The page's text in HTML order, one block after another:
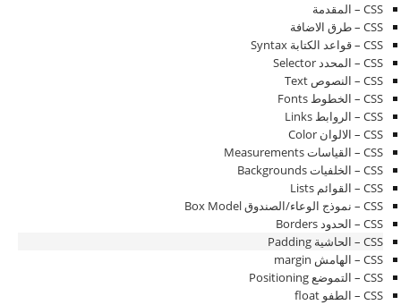
CSS – المقدمة
CSS – طرق الاضافة
CSS – قواعد الكتابة Syntax
CSS – المحدد Selector
CSS – النصوص Text
CSS – الخطوط Fonts
CSS – الروابط Links
CSS – الالوان Color
CSS – القياسات Measurements
CSS – الخلفيات Backgrounds
CSS – القوائم Lists
CSS – نموذج الوعاء/الصندوق Box Model
CSS – الحدود Borders
CSS – الحاشية Padding
CSS – الهامش margin
CSS – التموضع Positioning
CSS – الطفو float